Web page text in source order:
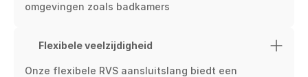
omgevingen zoals badkamers
Flexibele veelzijdigheid
Onze flexibele RVS aansluitslang biedt een